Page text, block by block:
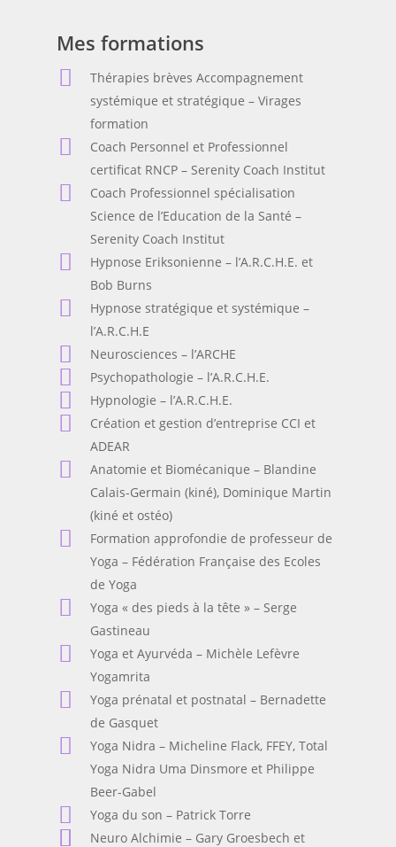
Mes formations
Thérapies brèves Accompagnement
systémique et stratégique – Virages
formation
Coach Personnel et Professionnel
certificat RNCP – Serenity Coach Institut
Coach Professionnel spécialisation
Science de l’Education de la Santé –
Serenity Coach Institut
Hypnose Eriksonienne – l’A.R.C.H.E. et
Bob Burns
Hypnose stratégique et systémique –
l’A.R.C.H.E
Neurosciences – l’ARCHE
Psychopathologie – l’A.R.C.H.E.
Hypnologie – l’A.R.C.H.E.
Création et gestion d’entreprise CCI et
ADEAR
Anatomie et Biomécanique – Blandine
Calais-Germain (kiné), Dominique Martin
(kiné et ostéo)
Formation approfondie de professeur de
Yoga – Fédération Française des Ecoles
de Yoga
Yoga « des pieds à la tête » – Serge
Gastineau
Yoga et Ayurvéda – Michèle Lefèvre
Yogamrita
Yoga prénatal et postnatal– Bernadette
de Gasquet
Yoga Nidra – Micheline Flack, FFEY, Total
Yoga Nidra Uma Dinsmore et Philippe
Beer-Gabel
Yoga du son – Patrick Torre
Neuro Alchimie – Gary Groesbech et